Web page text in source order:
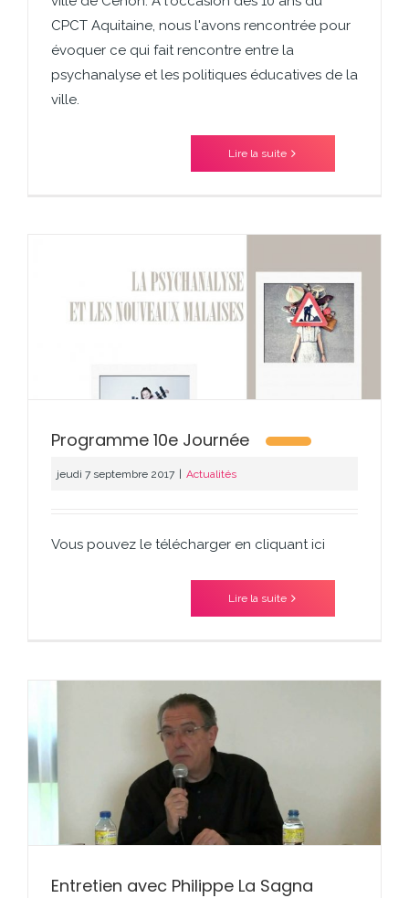
CPCT Aquitaine, nous l'avons rencontrée pour
évoquer ce qui fait rencontre entre la
psychanalyse et les politiques éducatives de la
ville.
Lire la suite
Programme 10e Journée
jeudi 7 septembre 2017 | Actualités
Vous pouvez le télécharger en cliquant ici
Lire la suite
Entretien avec Philippe La Sagna